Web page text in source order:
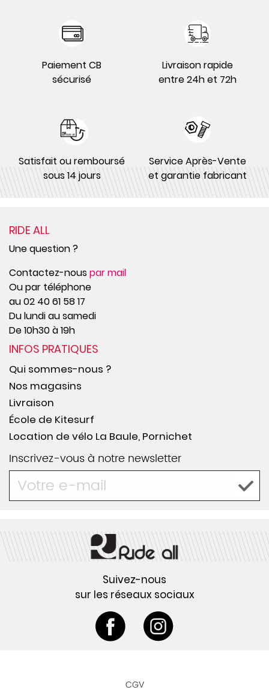
Paiement CB
sécurisé
Livraison rapide
entre 24h et 72h
Satisfait ou remboursé
sous 14 jours
Service Après-Vente
et garantie fabricant
RIDE ALL
Une question ?
Contactez-nouspar mail
Ou par téléphone
au 02 40 61 58 17
Du lundi au samedi
De 10h30 à 19h
INFOS PRATIQUES
Qui sommes-nous ?
Nos magasins
Livraison
École de Kitesurf
Location de vélo La Baule, Pornichet
Inscrivez-vous à notre newsletter
Suivez-nous
sur les réseaux sociaux
CGV